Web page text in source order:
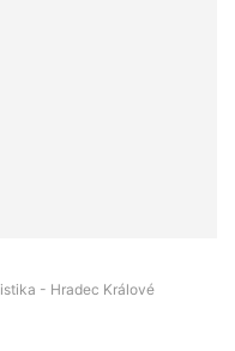
- Hradec Králové